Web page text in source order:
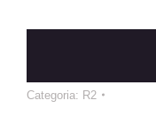
Categoria: R2